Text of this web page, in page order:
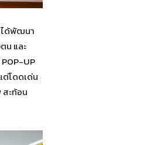
ได้พัฒนา
น และ
UP
ต่โดดเด่น
ะท้อน